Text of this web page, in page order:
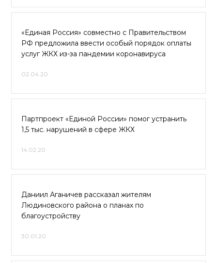
«Единая Россия» совместно с Правительством
РФ предложила ввести особый порядок оплаты
услуг ЖКХ из-за пандемии коронавируса
02.04.20
Партпроект «Единой России» помог устранить
1,5 тыс. нарушений в сфере ЖКХ
14.02.20
Даниил Аганичев рассказал жителям
Людиновского района о планах по
благоустройству
30.01.20